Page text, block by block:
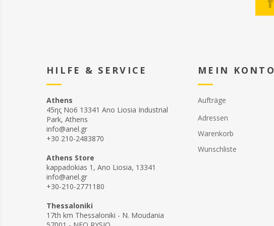
HILFE & SERVICE
Athens
45ης Νο6 13341 Ano Liosia Industrial
Park, Athens
info@anel.gr
+30 210-2483870
Athens Store
kappadokias 1, Ano Liosia, 13341
info@anel.gr
+30-210-2771180
Thessaloniki
17th km Thessaloniki - N. Moudania
MEIN KONTO
Aufträge
Adressen
Warenkorb
Wunschliste